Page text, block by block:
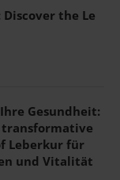
Discover the Le
Gesundheit:
transformative
Leberkur für
und Vitalität